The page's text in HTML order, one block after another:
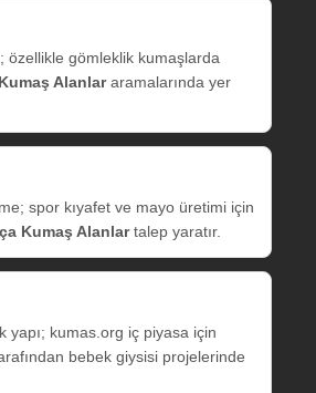
özellikle gömleklik kumaşlarda
Alanlararamalarında yer
spor kıyafet ve mayo üretimi için
Kumaş Alanlartalep yaratır.
yapı; kumas.org iç piyasa için
bebek giysisi projelerinde